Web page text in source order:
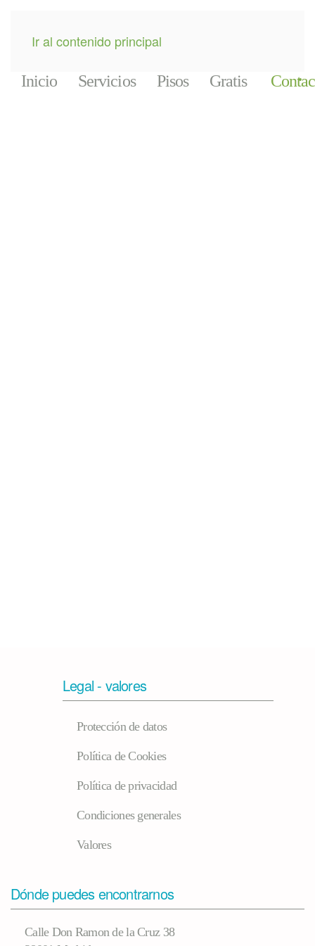
Ir al contenido principal
Inicio Servicios Pisos Gratis
Legal - valores
Protección de datos
Política de Cookies
Política de privacidad
Condiciones generales
Valores
Dónde puedes encontrarnos
Calle Don Ramon de la Cruz 38